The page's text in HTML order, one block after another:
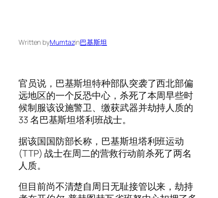
Written byMumtazin巴基斯坦
官员说，巴基斯坦特种部队突袭了西北部偏
远地区的一个反恐中心，杀死了本周早些时
候制服该设施警卫、缴获武器并劫持人质的
33 名巴基斯坦塔利班战士。
据该国国防部长称，巴基斯坦塔利班运动
(TTP) 战士在周二的营救行动前杀死了两名
人质。
但目前尚不清楚自周日无耻接管以来，劫持